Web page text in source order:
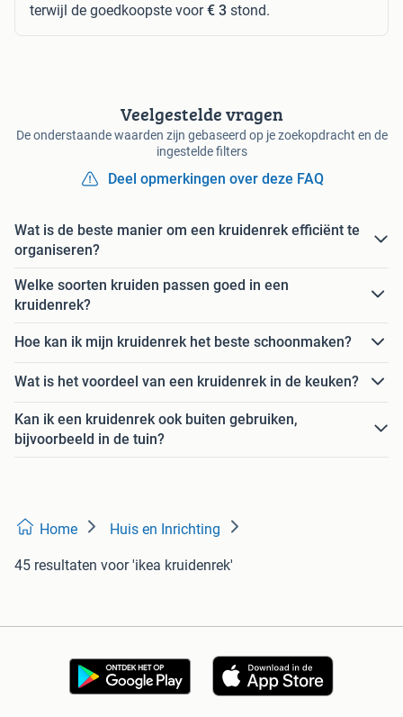
terwijl de goedkoopste voor€ 3 stond.
Veelgestelde vragen
De onderstaande waarden zijn gebaseerd op je zoekopdracht en de
ingestelde filters
Deel opmerkingen over deze FAQ
Wat is de beste manier om een kruidenrek efficiënt te
organiseren?
Welke soorten kruiden passen goed in een
kruidenrek?
Hoe kan ik mijn kruidenrek het beste schoonmaken?
Wat is het voordeel van een kruidenrek in de keuken?
Kan ik een kruidenrek ook buiten gebruiken,
bijvoorbeeld in de tuin?
Home Huis en Inrichting
45 resultaten voor 'ikea kruidenrek'